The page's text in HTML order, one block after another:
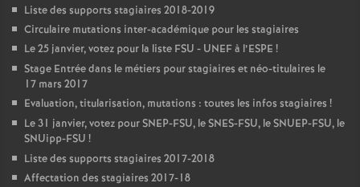
Liste des supports stagiaires 2018-2019
Circulaire mutations inter-académique pour les stagiaires
Le 25 janvier, votez pour la liste FSU - UNEFà l’ESPE !
Stage Entrée dans le métiers pour stagiaires et néo-titulaires le
17 mars 2017
Evaluation, titularisation, mutations : toutes les infos stagiaires !
Le 31 janvier, votez pourSNEP-FSU, leSNES-FSU, leSNUEP-FSU, le
SNUipp-FSU !
Liste des supports stagiaires 2017-2018
Affectation des stagiaires 2017-18